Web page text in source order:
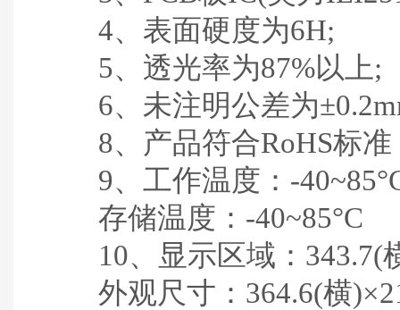
4、表面硬度为6H;
5、透光率为87%以上;
6、未注明公差为
8、产品符合RoHS标准
9、工作温度：-
存储温度：-40~85°C
10、显示区域：343.7(
外观尺寸：364.6(横